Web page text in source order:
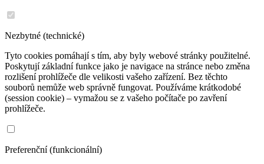
Nezbytné (technické)
Tyto cookies pomáhají s tím, aby byly webové stránky použitelné.
Poskytují základní funkce jako je navigace na stránce nebo změna
rozlišení prohlížeče dle velikosti vašeho zařízení. Bez těchto
souborů nemůže web správně fungovat. Používáme krátkodobé
(session cookie) – vymažou se z vašeho počítače po zavření
prohlížeče.
Preferenční (funkcionální)